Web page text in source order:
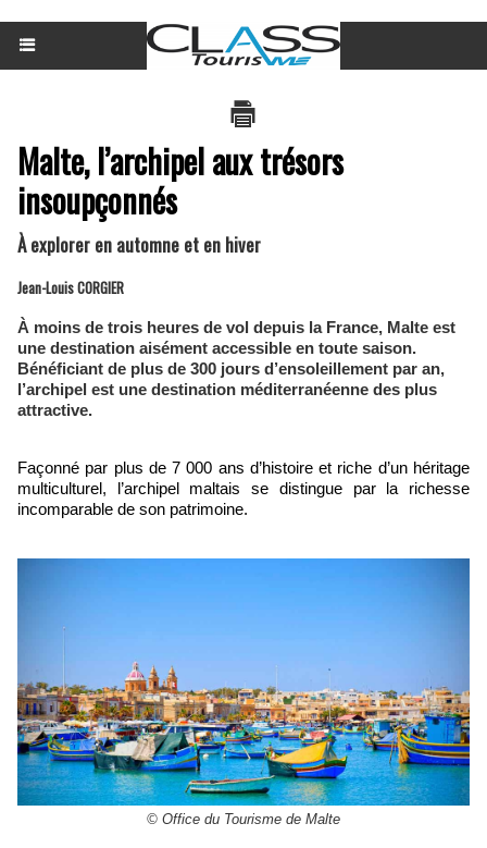
Malte, l’archipel aux trésors
insoupçonnés
À explorer en automne et en hiver
Jean-Louis CORGIER
À moins de trois heures de vol depuis la France, Malte est
une destination aisément accessible en toute saison.
Bénéficiant de plus de 300 jours d’ensoleillement par an,
l’archipel est une destination méditerranéenne des plus
attractive.
Façonné par plus de 7 000 ans d’histoire et riche d’un héritage
multiculturel, l’archipel maltais se distingue par la richesse
incomparable de son patrimoine.
© Office du Tourisme de Malte